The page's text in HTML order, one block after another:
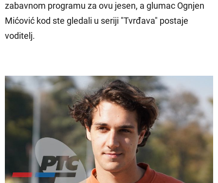
zabavnom programu za ovu jesen, a glumac Ognjen
Mićović kod ste gledali u seriji "Tvrđava" postaje
voditelj.